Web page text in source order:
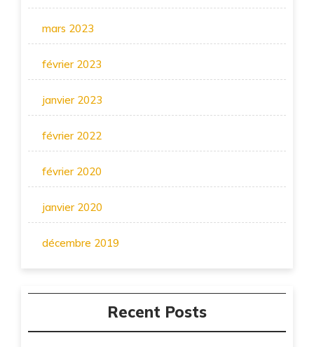
mars 2023
février 2023
janvier 2023
février 2022
février 2020
janvier 2020
décembre 2019
Recent Posts